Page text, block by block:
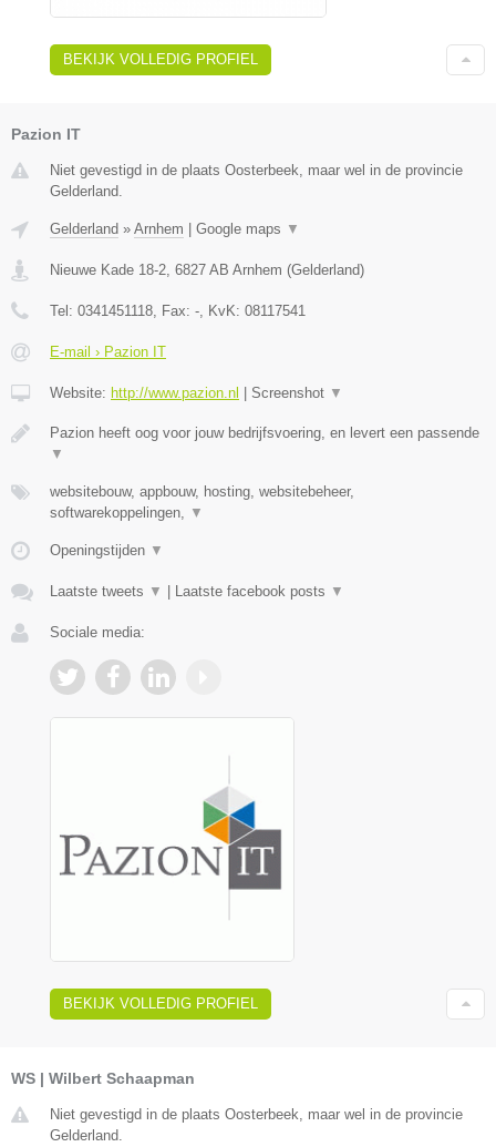
BEKIJK VOLLEDIG PROFIEL
Pazion IT
Niet gevestigd in de plaats Oosterbeek, maar wel in de provincie
Gelderland.
Gelderland » Arnhem | Google maps ▼
Nieuwe Kade 18-2 6827 AB Arnhem (Gelderland)
Tel: 0341451118 , Fax: - , KvK: 08117541
E-mail › Pazion IT
Website: http://www.pazion.nl | Screenshot ▼
Pazion heeft oog voor jouw bedrijfsvoering, en levert een passende
▼
websitebouw, appbouw, hosting, websitebeheer,
softwarekoppelingen,
▼
Openingstijden ▼
Laatste tweets ▼ | Laatste facebook posts ▼
Sociale media:
BEKIJK VOLLEDIG PROFIEL
WS | Wilbert Schaapman
Niet gevestigd in de plaats Oosterbeek, maar wel in de provincie
Gelderland.